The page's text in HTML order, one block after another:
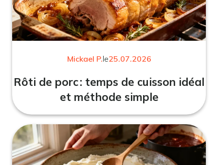
Mickael P.le25.07.2026
Rôti de porc : temps de cuisson idéal
et méthode simple